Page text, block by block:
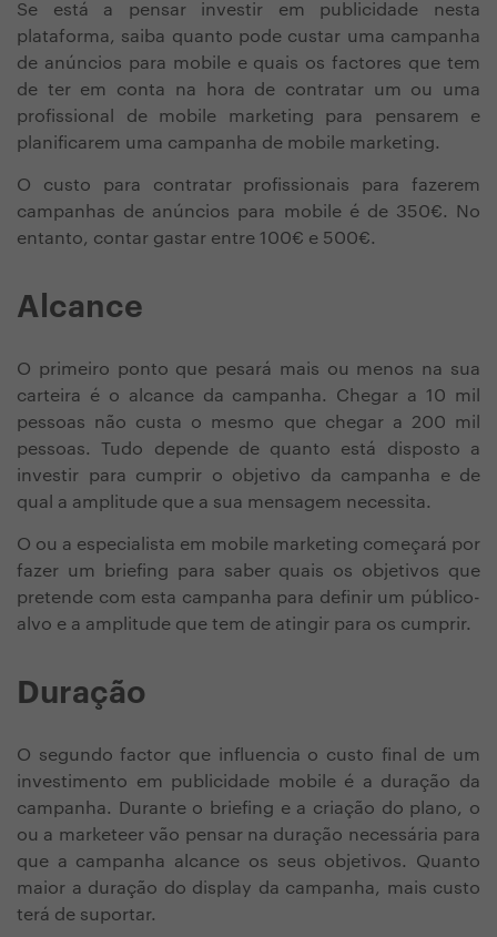
Se está a pensar investir em publicidade nesta
plataforma, saiba quanto pode custar uma campanha
de anúncios para mobile e quais os factores que tem
de ter em conta na hora de contratar um ou uma
profissional de mobile marketing para pensarem e
planificarem uma campanha de mobile marketing.
O custo para contratar profissionais para fazerem
campanhas de anúncios para mobile é de 350€. No
entanto, contar gastar entre 100€ e 500€.
Alcance
O primeiro ponto que pesará mais ou menos na sua
carteira é o alcance da campanha. Chegar a 10 mil
pessoas não custa o mesmo que chegar a 200 mil
pessoas. Tudo depende de quanto está disposto a
investir para cumprir o objetivo da campanha e de
qual a amplitude que a sua mensagem necessita.
O ou a especialista em mobile marketing começará por
fazer um briefing para saber quais os objetivos que
pretende com esta campanha para definir um público-
alvo e a amplitude que tem de atingir para os cumprir.
Duração
O segundo factor que influencia o custo final de um
investimento em publicidade mobile é a duração da
campanha. Durante o briefing e a criação do plano, o
ou a marketeer vão pensar na duração necessária para
que a campanha alcance os seus objetivos. Quanto
maior a duração do display da campanha, mais custo
terá de suportar.